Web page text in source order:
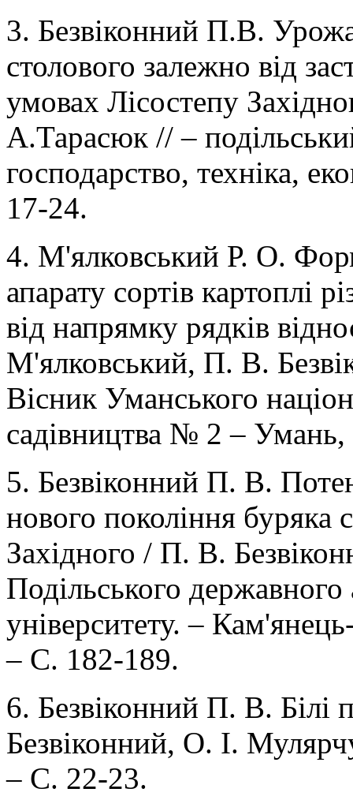
3. Безвіконний П.В.
столового залежно від
умовах Лісостепу
А.Тарасюк // –
господарство, техніка,
17-24.
4. М'ялковський Р. О.
апарату сортів картоплі
від напрямку рядків
М'ялковський, П. В.
Вісник Уманського
садівництва № 2 –
5. Безвіконний П. В.
нового покоління буряка
Західного / П. В.
Подільського державного
університету. –
– С. 182-189.
6. Безвіконний П. В.
Безвіконний, О. І.
– С. 22-23.